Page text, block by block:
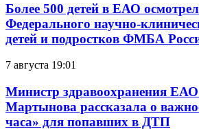
Более 500 детей в ЕАО
Федерального научно-
детей и подростков ФМБА
7 августа 19:01
Министр здравоохранения ЕАО
Мартынова рассказала о
часа» для попавших в ДТП